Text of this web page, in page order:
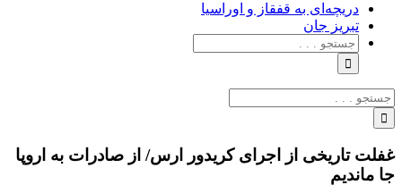
دریچه‌ای به قفقاز و اوراسیا
تبریزِ جان
جستجو
برای:
جستجو
برای:
غفلت تاریخی از اجرای کریدور ارس/ از صادرات به اروپا
جا ماندیم